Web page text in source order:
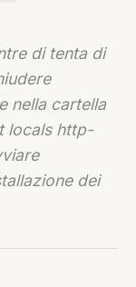
di tenta di
nella cartella
locals http-
dei